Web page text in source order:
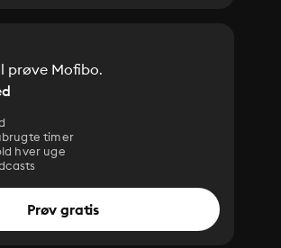
prøve Mofibo.
timer
hver uge
Prøv gratis